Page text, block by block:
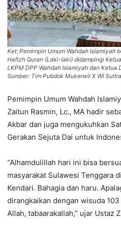
Ket: Pemimpin Umum Wahdah Islamiyah
Hafizh Quran (Laki-laki) didampingi
LKPM DPP Wahdah Islamiyah dan Ketua
Sumber: Tim Pubdok Mukerwil X WI Sultra
Pemimpin Umum Wahdah
Zaitun Rasmin, Lc., MA hadir
Akbar dan juga mengukuhkan
Gerakan Sejuta Dai untuk
“Alhamdulillah hari ini bisa
masyarakat Sulawesi Tenggara
Kendari. Bahagia dan haru.
dirangkaikan dengan wisuda
Allah, tabaarakallah,” ujar Ustaz